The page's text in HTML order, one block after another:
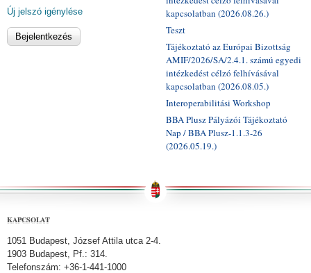
Új jelszó igénylése
kapcsolatban (2026.08.26.)
Teszt
Tájékoztató az Európai Bizottság
AMIF/2026/SA/2.4.1. számú egyedi
intézkedést célzó felhívásával
kapcsolatban (2026.08.05.)
Interoperabilitási Workshop
BBA Plusz Pályázói Tájékoztató
Nap / BBA Plusz-1.1.3-26
(2026.05.19.)
KAPCSOLAT
1051 Budapest, József Attila utca 2-4.
1903 Budapest, Pf.: 314.
Telefonszám: +36-1-441-1000